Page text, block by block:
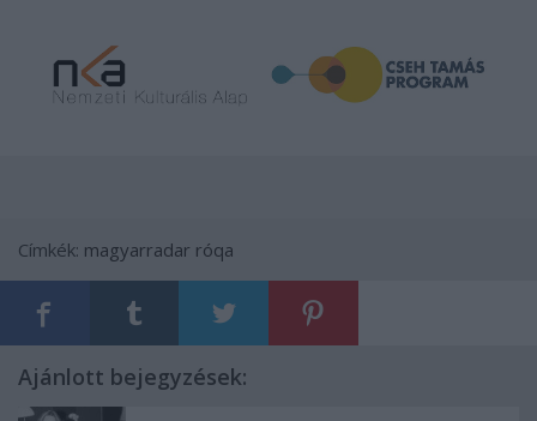
Címkék: magyarradar róqa
Ajánlott bejegyzések: